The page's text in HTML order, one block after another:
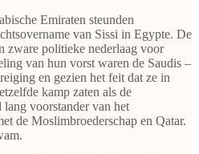
Emiraten steunden
van Sissi in Egypte. De
zware politieke nederlaag voor
van hun vorst waren de Saudis –
en gezien het feit dat ze in
kamp zaten als de
voorstander van het
de Moslimbroederschap en Qatar.